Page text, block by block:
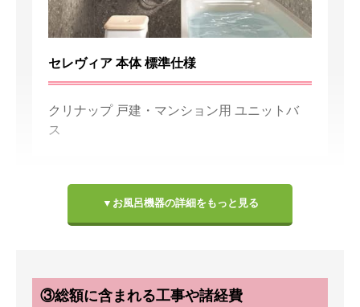
▼お風呂機器の詳細をもっと見る
セレヴィア 本体 標準仕様
クリナップ 戸建・マンション用 ユニットバ
ス
②浴室周りの機器
③総額に含まれる工事や諸経費